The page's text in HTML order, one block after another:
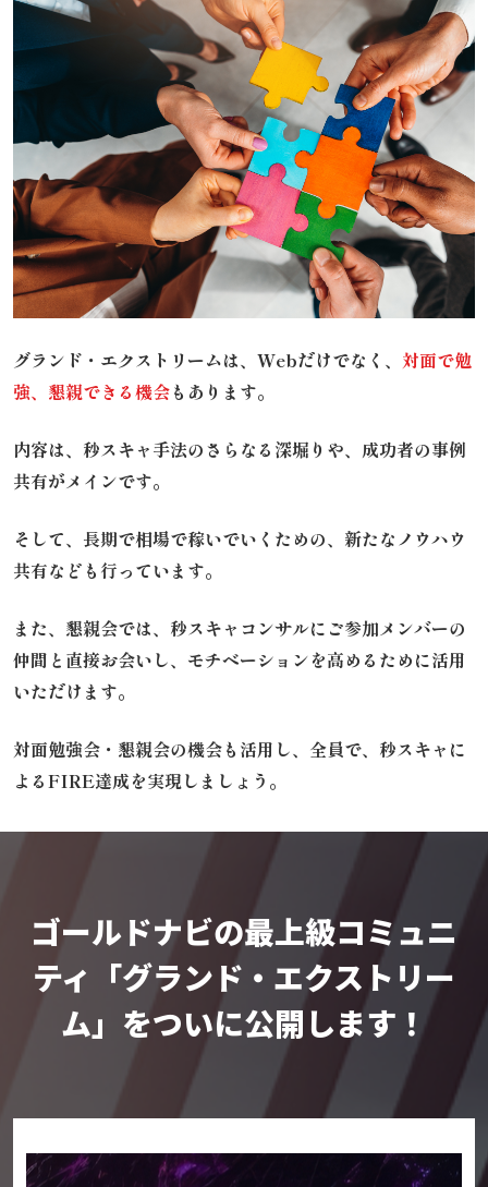
グランド・エクストリームは、Webだけでなく、 対面で勉
強、懇親できる機会もあります。
内容は、秒スキャ手法のさらなる深堀りや、 成功者の事例
共有がメインです。
そして、長期で相場で稼いでいくための、 新たなノウハウ
共有なども行っています。
また、懇親会では、秒スキャコンサルにご参加メンバーの
仲間と直接お会いし、モチベーションを高めるために活用
いただけます。
対面勉強会・懇親会の機会も活用し、 全員で、秒スキャに
よるFIRE達成を実現しましょう。
ゴールドナビの最上級コミュニ
ティ 「グランド・エクストリー
ム」をついに公開します！